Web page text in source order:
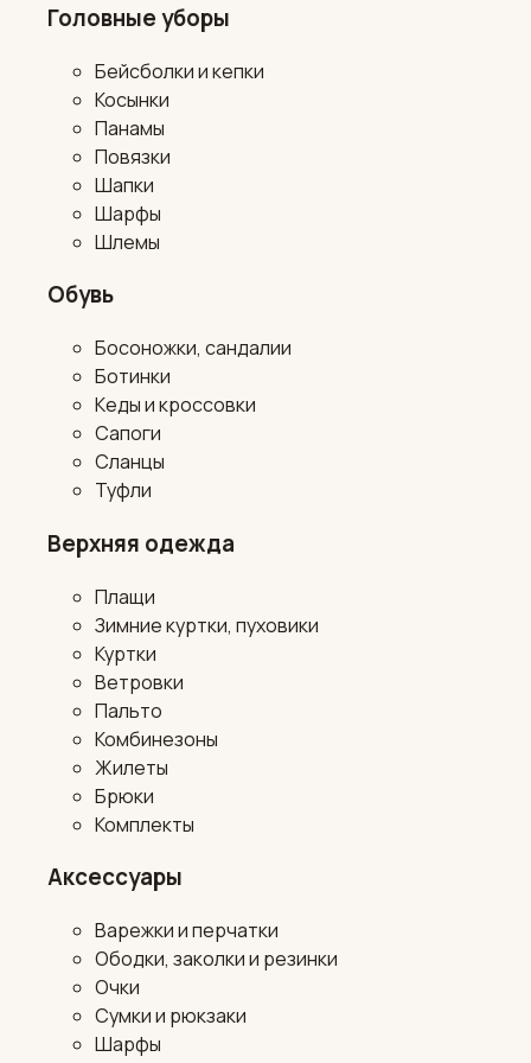
Головные уборы
Бейсболки и кепки
Косынки
Панамы
Повязки
Шапки
Шарфы
Шлемы
Обувь
Босоножки, сандалии
Ботинки
Кеды и кроссовки
Сапоги
Сланцы
Туфли
Верхняя одежда
Плащи
Зимние куртки, пуховики
Куртки
Ветровки
Пальто
Комбинезоны
Жилеты
Брюки
Комплекты
Аксессуары
Варежки и перчатки
Ободки, заколки и резинки
Очки
Сумки и рюкзаки
Шарфы